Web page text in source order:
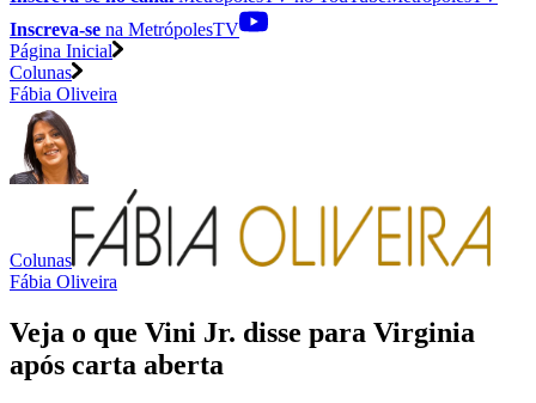
Inscreva-se na MetrópolesTV
Página Inicial
Colunas
Fábia Oliveira
Colunas
Fábia Oliveira
Veja o que Vini Jr. disse para Virginia
após carta aberta